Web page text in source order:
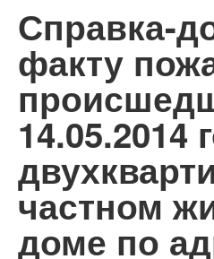
Справка-
факту
14.05.2014
частном
доме по